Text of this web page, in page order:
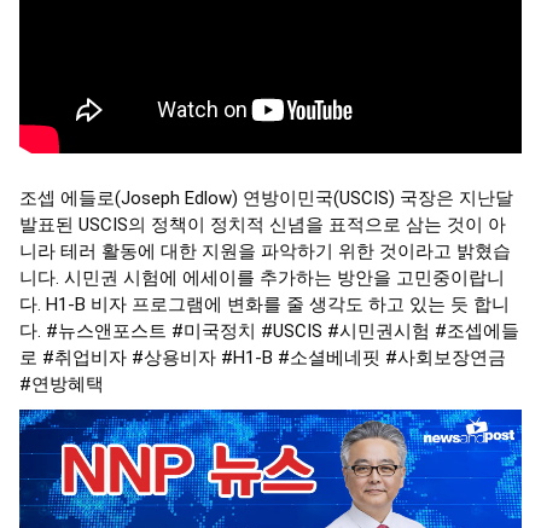
조셉 에들로(Joseph Edlow) 연방이민국(USCIS) 국장은 지난달
발표된 USCIS의 정책이 정치적 신념을 표적으로 삼는 것이 아
니라 테러 활동에 대한 지원을 파악하기 위한 것이라고 밝혔습
니다. 시민권 시험에 에세이를 추가하는 방안을 고민중이랍니
다. H1-B 비자 프로그램에 변화를 줄 생각도 하고 있는 듯 합니
다. #뉴스앤포스트 #미국정치 #USCIS #시민권시험 #조셉에들
로 #취업비자 #상용비자 #H1 -B #소셜베네핏 #사회보장연금
#연방혜택